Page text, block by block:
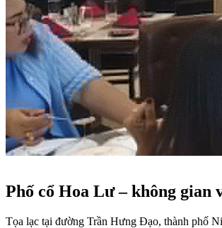
Phố cổ Hoa Lư – không gian
Tọa lạc tại đường Trần Hưng Đạo, thành phố